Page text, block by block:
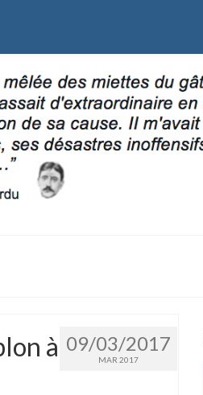
09/03/2017
MAR 2017
à